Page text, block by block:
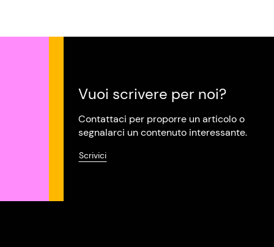
Vuoi scrivere per noi?
Contattaci per proporre un articolo o
segnalarci un contenuto interessante.
Scrivici